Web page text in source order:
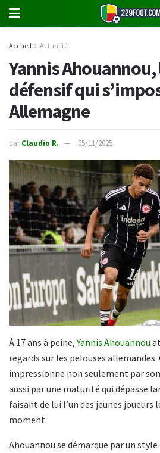
Accueil Actualité
Yannis
défensif qui
Allemagne
par Claudio R. 05/11/2025
À 17 ans à peine,Yannis Ahouannou
regards sur les pelouses allemandes.
impressionne non seulement par
aussi par une maturité qui dépasse
faisant de lui l’un des jeunes
moment.
Ahouannou se démarque par un